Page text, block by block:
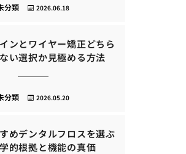
2026.06.18
分類
ンとワイヤー矯正どちら
い選択か見極める方法
2026.05.20
分類
めデンタルフロスを選ぶ
的根拠と機能の真価